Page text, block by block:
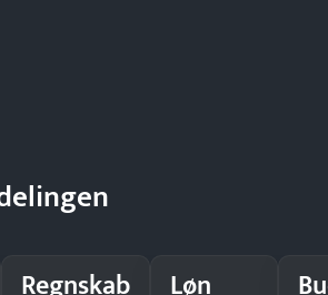
Regnskab Løn